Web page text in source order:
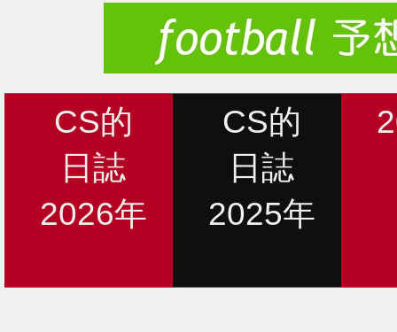
CS的
日誌
2026年
CS的
日誌
2025年